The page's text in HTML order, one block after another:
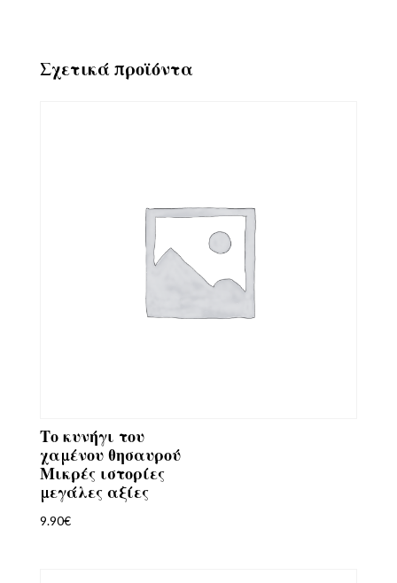
Σχετικά προϊόντα
Το κυνήγι του
χαμένου θησαυρού
Μικρές ιστορίες
μεγάλες αξίες
9.90€